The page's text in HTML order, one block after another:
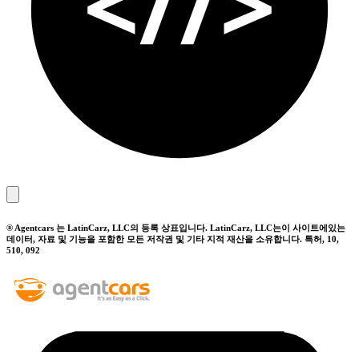
® Agentcars 는 LatinCarz, LLC의 등록 상표입니다. LatinCarz, LLC는이 사이트에있는
데이터, 자료 및 기능을 포함한 모든 저작권 및 기타 지적 재산을 소유합니다. 특허, 10,
510, 092